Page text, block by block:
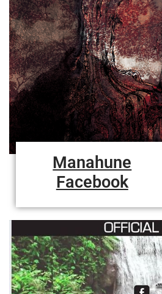
Manahune
Facebook